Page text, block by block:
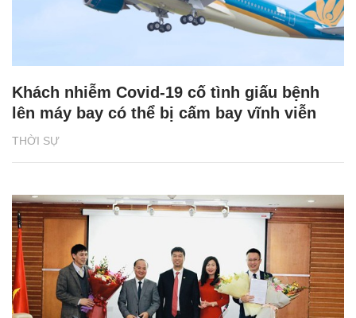
THỜI SỰ
Khách nhiễm Covid-19 cố tình giấu bệnh
lên máy bay có thể bị cấm bay vĩnh viễn